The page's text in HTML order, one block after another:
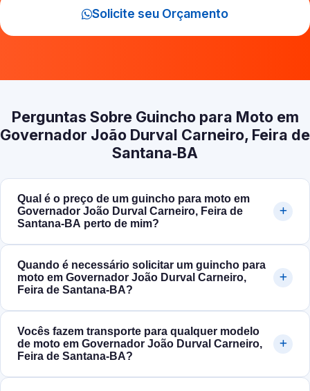
Solicite seu Orçamento
Perguntas Sobre Guincho para Moto em
Governador João Durval Carneiro, Feira de
Santana‑BA
Qual é o preço de um guincho para moto em
Governador João Durval Carneiro, Feira de
Santana‑BA perto de mim?
Quando é necessário solicitar um guincho para
moto em Governador João Durval Carneiro,
Feira de Santana‑BA?
Vocês fazem transporte para qualquer modelo
de moto em Governador João Durval Carneiro,
Feira de Santana‑BA?